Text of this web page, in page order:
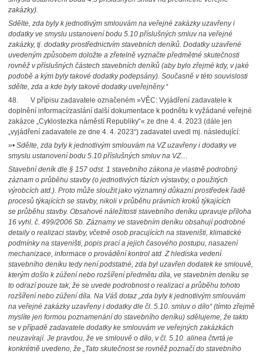
zakázky).
Sdělte, zda byly k jednotlivým smlouvám na veřejné zakázky uzavřeny i
dodatky ve smyslu ustanovení bodu 5.10 příslušných smluv na veřejné
zakázky, tj. dodatky prostřednictvím stavebních deníků. Dodatky uzavřené
uvedeným způsobem doložte a zřetelně vyznačte předmětné skutečnosti
rovněž v příslušných částech stavebních deníků (aby bylo zřejmé kdy, v jaké
podobě a kým byly takové dodatky podepsány). Současně v této souvislosti
sdělte, zda a kde byly takové dodatky uveřejněny.“
48. V přípisu zadavatele označeném »VĚC: Vyjádření zadavatele k
doplnění informací/zaslání další dokumentace k podnětu k vyžádané veřejné
zakázce „Cyklostezka náměstí Republiky“« ze dne 4. 4. 2023 (dále jen
„vyjádření zadavatele ze dne 4. 4. 2023“) zadavatel uvedl mj. následující:
»• Sdělte, zda byly k jednotlivým smlouvám na VZ uzavřeny i dodatky ve
smyslu ustanovení bodu 5.10 příslušných smluv na VZ…
Stavební deník dle § 157 odst. 1 stavebního zákona je vlastně podrobný
záznam o průběhu stavby (o jednotlivých fázích výstavby, o použitých
výrobcích atd.). Proto může sloužit jako významný důkazní prostředek řadě
procesů týkajících se stavby, nikoli v průběhu právních kroků týkajících
se průběhu stavby. Obsahové náležitosti stavebního deníku upravuje příloha
16 vyhl. č. 499/2006 Sb. Záznamy ve stavebním deníku obsahují podrobné
detaily o realizaci stavby, včetně osob pracujících na staveništi, klimatické
podmínky na staveništi, popis prací a jejich časového postupu, nasazení
mechanizace, informace o provádění kontrol atd. Z hlediska vedení
stavebního deníku tedy není podstatné, zda byl uzavřen dodatek ke smlouvě,
kterým došlo k zúžení nebo rozšíření předmětu díla, ve stavebním deníku se
to odrazí pouze tak, že se uvede podrobnost o realizaci a průběhu tohoto
rozšíření nebo zúžení díla. Na Váš dotaz „zda byly k jednotlivým smlouvám
na veřejné zakázky uzavřeny i dodatky dle čl. 5.10. smluv o dílo“ (tímto zřejmě
myslíte jen formou poznamenání do stavebního deníku) sdělujeme, že takto
se v případě zadavatele dodatky ke smlouvám ve veřejných zakázkách
neuzavírají. Je pravdou, že ve smlouvě o dílo, v čl. 5.10. alinea čtvrtá je
konkrétně uvedeno, že „Tato skutečnost se rovněž poznačí do stavebního